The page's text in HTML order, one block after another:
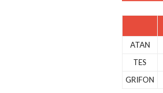
ATAN
TES
GRIFON